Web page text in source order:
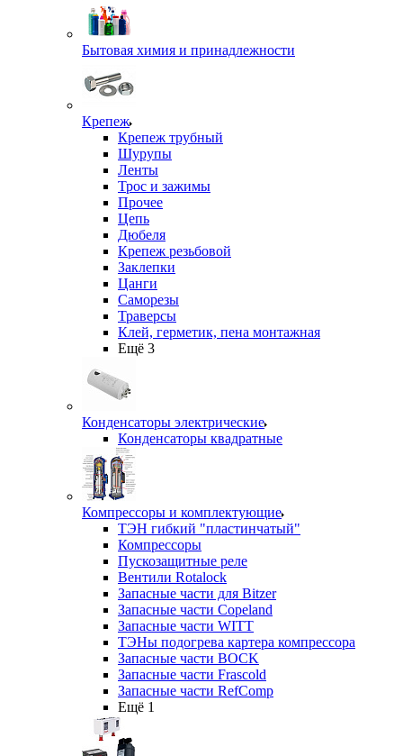
Бытовая химия и принадлежности
Крепеж
Крепеж трубный
Шурупы
Ленты
Трос и зажимы
Прочее
Цепь
Дюбеля
Крепеж резьбовой
Заклепки
Цанги
Саморезы
Траверсы
Клей, герметик, пена монтажная
Ещё 3
Конденсаторы электрические
Конденсаторы квадратные
Компрессоры и комплектующие
ТЭН гибкий "пластинчатый"
Компрессоры
Пускозащитные реле
Вентили Rotalock
Запасные части для Bitzer
Запасные части Copeland
Запасные части WITT
ТЭНы подогрева картера компрессора
Запасные части BOCK
Запасные части Frascold
Запасные части RefComp
Ещё 1